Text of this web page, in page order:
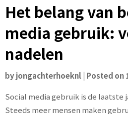
Het belang van
media gebruik:
nadelen
byjongachterhoeknl Posted on
Social media gebruik is de laatste
Steeds meer mensen maken